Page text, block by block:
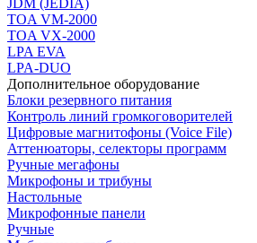
JDM (JEDIA)
TOA VM-2000
TOA VX-2000
LPA EVA
LPA-DUO
Дополнительное оборудование
Блоки резервного питания
Контроль линий громкоговорителей
Цифровые магнитофоны (Voice File)
Аттенюаторы, селекторы программ
Ручные мегафоны
Микрофоны и трибуны
Настольные
Микрофонные панели
Ручные